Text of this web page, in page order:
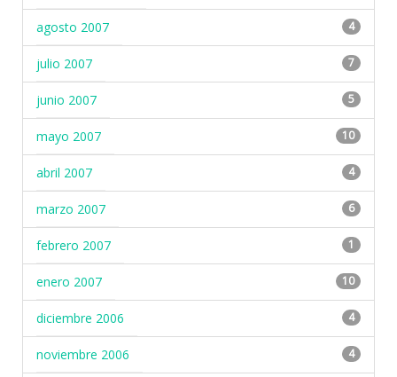
agosto 2007 4
julio 2007 7
junio 2007 5
mayo 2007 10
abril 2007 4
marzo 2007 6
febrero 2007 1
enero 2007 10
diciembre 2006 4
noviembre 2006 4